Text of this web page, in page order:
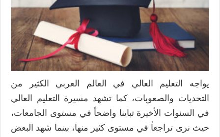
العربي
مغلقة
يواجه التعليم العالي في العالم العربي الكثير من
التحديات والصعوبات، كما تشهد مسيرة التعليم العالي
في السنوات الأخيرة تباينا واضحاً في مستوى الجامعات،
حيث نرى تراجعاً في مستوى كثير منها، بينما شهد البعض